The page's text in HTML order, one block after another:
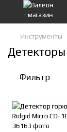
Инструменты
Детекторы
Фильтр